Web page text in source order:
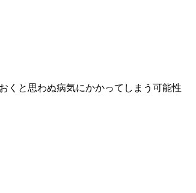
くと思わぬ病気にかかってしまう可能性